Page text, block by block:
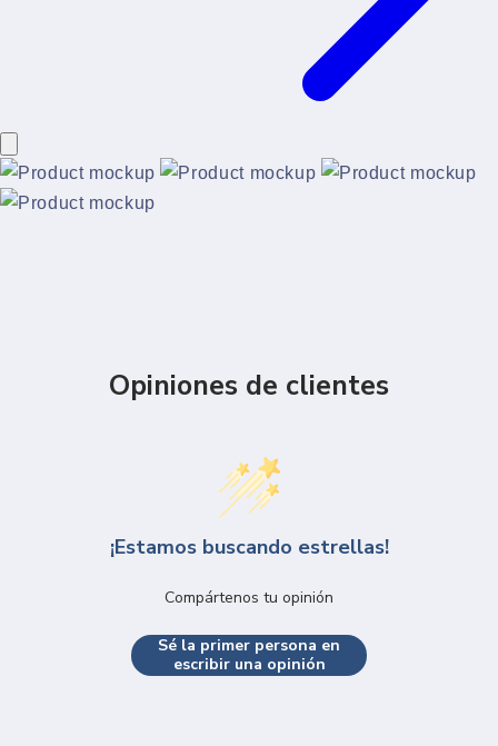
Opiniones de clientes
¡Estamos buscando estrellas!
Compártenos tu opinión
Sé la primer persona en
escribir una opinión